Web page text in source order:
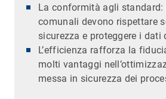
La conformità agli
comunali devono rispettare
sicurezza e proteggere i dati
L’efficienza rafforza la
molti vantaggi
messa in sicurezza dei